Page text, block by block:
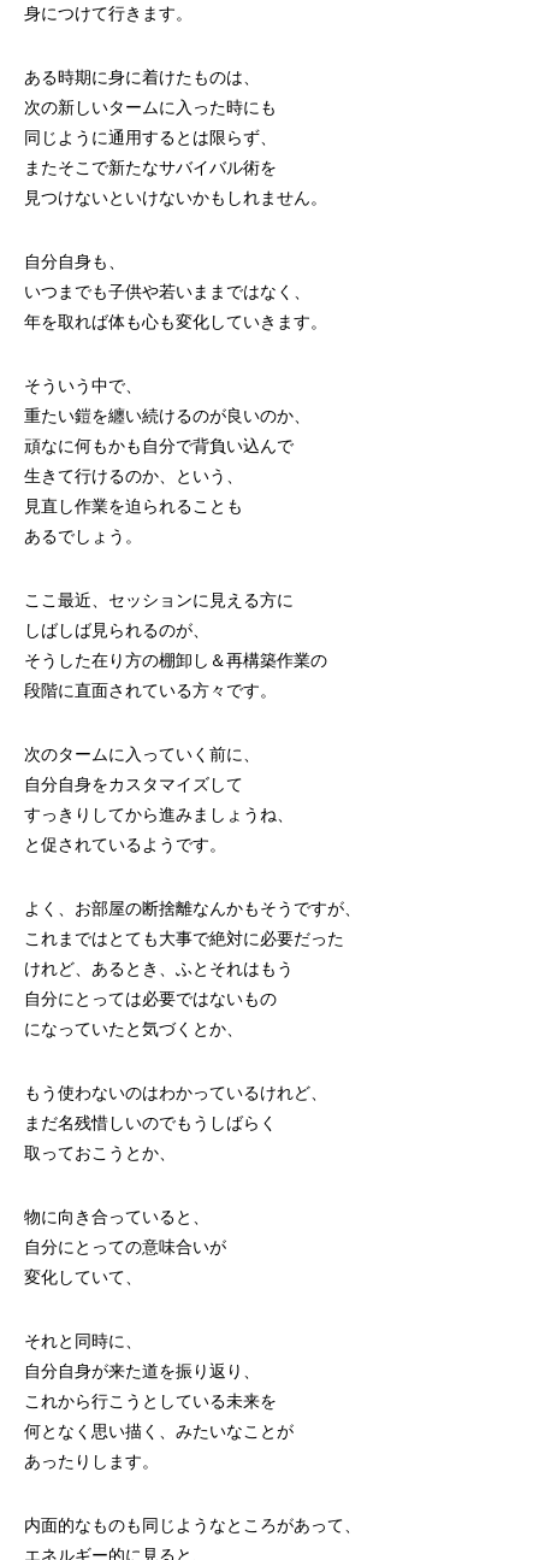
身につけて行きます。
ある時期に身に着けたものは、
次の新しいタームに入った時にも
同じように通用するとは限らず、
またそこで新たなサバイバル術を
見つけないといけないかもしれません。
自分自身も、
いつまでも子供や若いままではなく、
年を取れば体も心も変化していきます。
そういう中で、
重たい鎧を纏い続けるのが良いのか、
頑なに何もかも自分で背負い込んで
生きて行けるのか、という、
見直し作業を迫られることも
あるでしょう。
ここ最近、セッションに見える方に
しばしば見られるのが、
そうした在り方の棚卸し＆再構築作業の
段階に直面されている方々です。
次のタームに入っていく前に、
自分自身をカスタマイズして
すっきりしてから進みましょうね、
と促されているようです。
よく、お部屋の断捨離なんかもそうですが、
これまではとても大事で絶対に必要だった
けれど、あるとき、ふとそれはもう
自分にとっては必要ではないもの
になっていたと気づくとか、
もう使わないのはわかっているけれど、
まだ名残惜しいのでもうしばらく
取っておこうとか、
物に向き合っていると、
自分にとっての意味合いが
変化していて、
それと同時に、
自分自身が来た道を振り返り、
これから行こうとしている未来を
何となく思い描く、みたいなことが
あったりします。
内面的なものも同じようなところがあって、
エネルギー的に見ると、